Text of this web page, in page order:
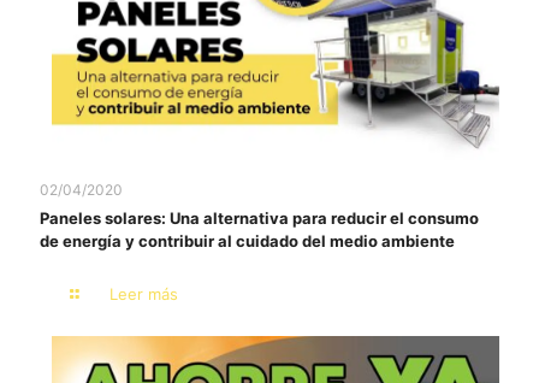
02/04/2020
Paneles solares: Una alternativa para reducir el consumo
de energía y contribuir al cuidado del medio ambiente
Leer más